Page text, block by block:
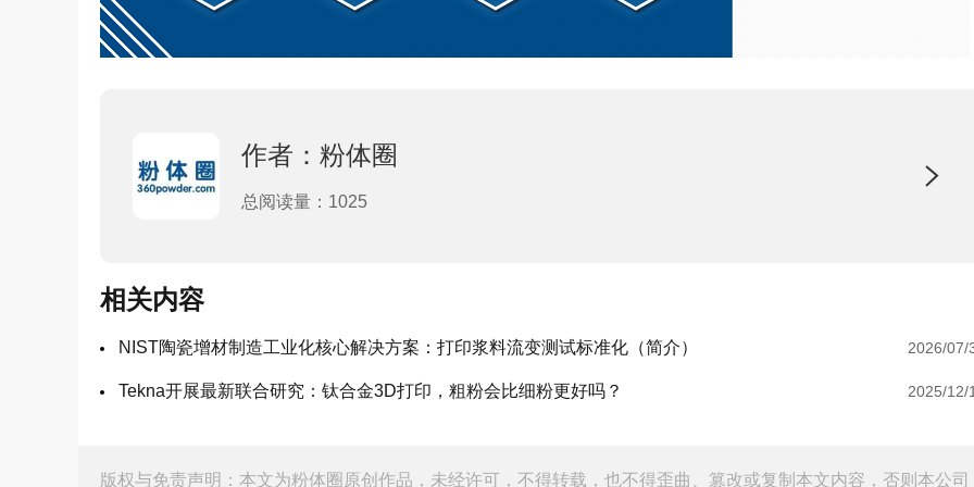
作者：粉体圈
总阅读量：1025
相关内容
NIST陶瓷增材制造工业化核心解决方案：打印浆料流变测试标准化（简介） 2026/07/
Tekna开展最新联合研究：钛合金3D打印，粗粉会比细粉更好吗？ 2025/12/
版权与免责声明：本文为粉体圈原创作品，未经许可，不得转载，也不得歪曲、篡改或复制本文内容，否则本公司